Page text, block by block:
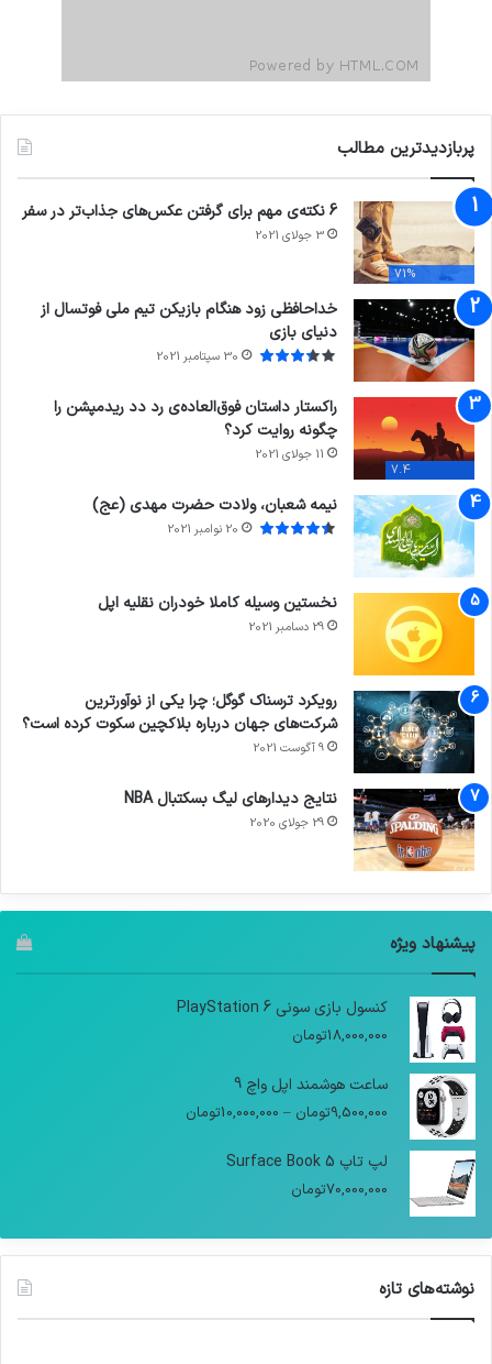
پربازدیدترین مطالب
71%
6 نکته‌ی مهم برای گرفتن عکس‌های جذاب‌تر در سفر
3 جولای 2021
خداحافظی زود هنگام بازیکن تیم ملی فوتسال از
دنیای بازی
30 سپتامبر 2021
7.4
راکستار داستان فوق‌العاده‌ی رد دد ریدمپشن را
چگونه روایت کرد؟
11 جولای 2021
نیمه شعبان، ولادت حضرت مهدی (عج)
20 نوامبر 2021
نخستین وسیله کاملا خودران نقلیه اپل
29 دسامبر 2021
رویکرد ترسناک گوگل؛ چرا یکی از نوآورترین
شرکت‌های جهان درباره بلاکچین سکوت کرده است؟
9 آگوست 2021
نتایج دیدار‌های لیگ بسکتبال NBA
29 جولای 2020
پیشنهاد ویژه
کنسول بازی سونی PlayStation 6
18,000,000تومان
ساعت هوشمند اپل واچ 9
9,500,000تومان –
10,000,000تومان
لپ تاپ Surface Book 5
70,000,000تومان
نوشته‌های تازه